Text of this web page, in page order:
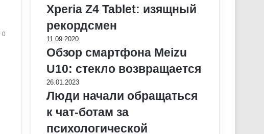
0
Xperia Z4 Tablet: изящный
рекордсмен
11.09.2020
Обзор смартфона Meizu
U10: стекло возвращается
26.01.2023
Люди начали обращаться
к чат-ботам за
психологической